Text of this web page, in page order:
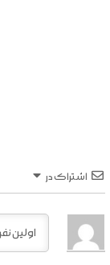
اشتراک در